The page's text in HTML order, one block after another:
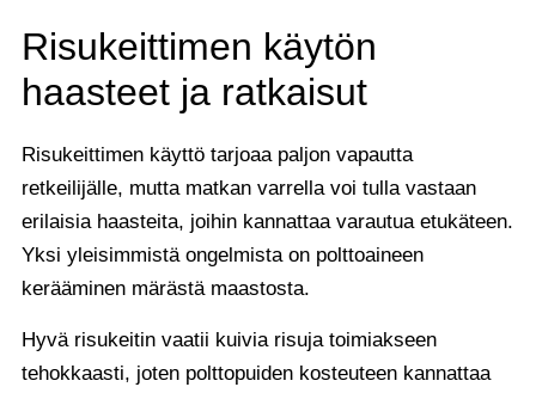
Risukeittimen käytön
haasteet ja ratkaisut
Risukeittimen käyttö tarjoaa paljon vapautta
retkeilijälle, mutta matkan varrella voi tulla vastaan
erilaisia haasteita, joihin kannattaa varautua etukäteen.
Yksi yleisimmistä ongelmista on polttoaineen
kerääminen märästä maastosta.
Hyvä risukeitin vaatii kuivia risuja toimiakseen
tehokkaasti, joten polttopuiden kosteuteen kannattaa